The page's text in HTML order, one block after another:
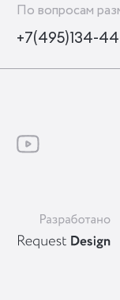
По вопросам
+7(495)134-